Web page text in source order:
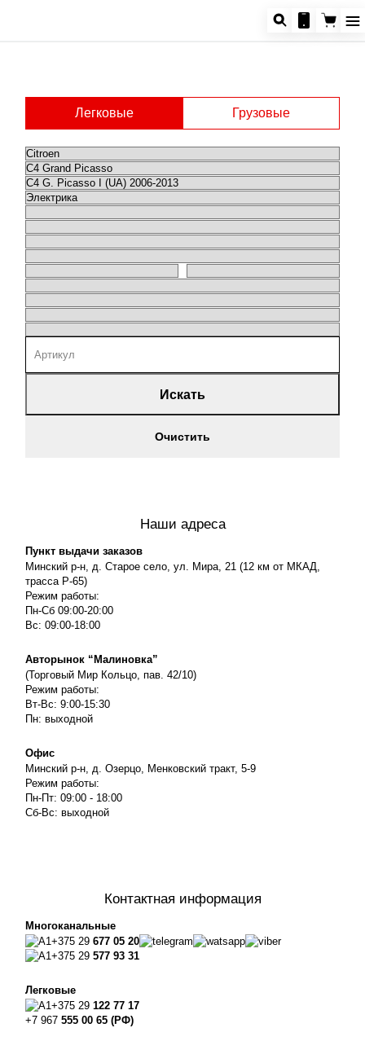
Легковые Грузовые
Искать
Очистить
Наши адреса
Пункт выдачи заказов
Минский р-н, д. Старое село, ул. Мира, 21 (12 км от МКАД,
трасса P-65)
Режим работы:
Пн-Сб 09:00-20:00
Вс: 09:00-18:00
Авторынок “Малиновка”
(Торговый Мир Кольцо, пав. 42/10)
Режим работы:
Вт-Вс: 9:00-15:30
Пн: выходной
Офис
Минский р-н, д. Озерцо, Менковский тракт, 5-9
Режим работы:
Пн-Пт: 09:00 - 18:00
Сб-Вс: выходной
Контактная информация
Многоканальные
+375 29 677 05 20
+375 29 577 93 31
Легковые
+375 29 122 77 17
+7 967 555 00 65 (РФ)